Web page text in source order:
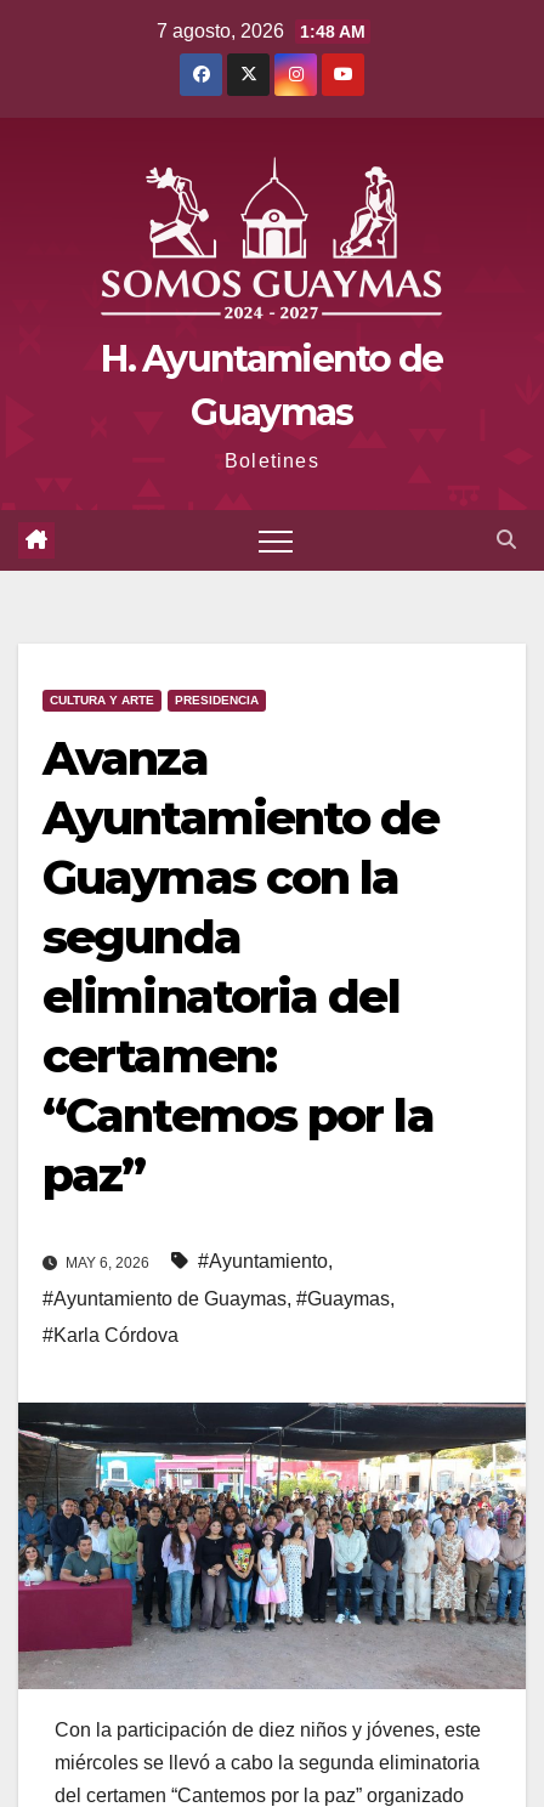
7 agosto, 2026 1:48 AM
H. Ayuntamiento de
Guaymas
Boletines
CULTURA Y ARTE PRESIDENCIA
Avanza
Ayuntamiento de
Guaymas con la
segunda
eliminatoria del
certamen:
“Cantemos por la
paz”
MAY 6, 2026 #Ayuntamiento,
#Ayuntamiento de Guaymas, #Guaymas,
#Karla Córdova
Con la participación de diez niños y jóvenes, este
miércoles se llevó a cabo la segunda eliminatoria
del certamen “Cantemos por la paz” organizado